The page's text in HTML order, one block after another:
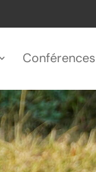
Conférences